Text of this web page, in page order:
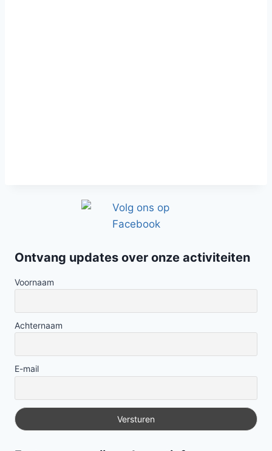
ontvang updates over onze activiteiten
Voornaam
Achternaam
E-mail